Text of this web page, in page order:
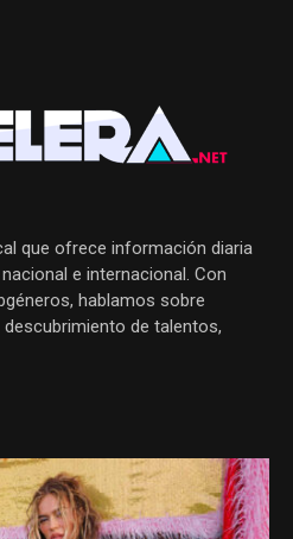
que ofrece información diaria
e internacional. Con
hablamos sobre
de talentos,